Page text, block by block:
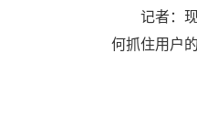
记者：现
何抓住用户